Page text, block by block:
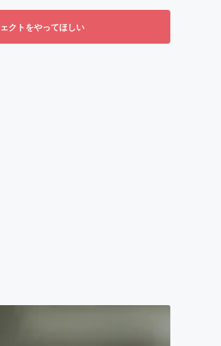
クトをやってほしい